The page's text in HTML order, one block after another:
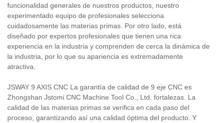
funcionalidad generales de nuestros productos, nuestro
experimentado equipo de profesionales selecciona
cuidadosamente las materias primas. Por otro lado, está
diseñado por expertos profesionales que tienen una rica
experiencia en la industria y comprenden de cerca la dinámica de
la industria, por lo que su apariencia es extremadamente
atractiva.
JSWAY 9 AXIS CNC La garantía de calidad de 9 eje CNC es
Zhongshan Jstomi CNC Machine Tool Co., Ltd. fortalezas. La
calidad de las materias primas se verifica en cada paso del
proceso, garantizando así una calidad óptima del producto. Y